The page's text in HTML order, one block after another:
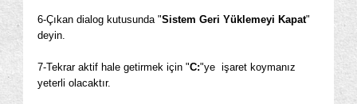
6-Çıkan dialog kutusunda "Sistem Geri Yüklemeyi Kapat"
deyin.
7-Tekrar aktif hale getirmek için "C:"ye işaret koymanız
yeterli olacaktır.